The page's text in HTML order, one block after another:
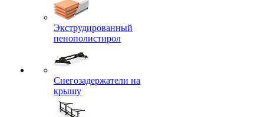
Экструдированный
пенополистирол
Снегозадержатели на
крышу